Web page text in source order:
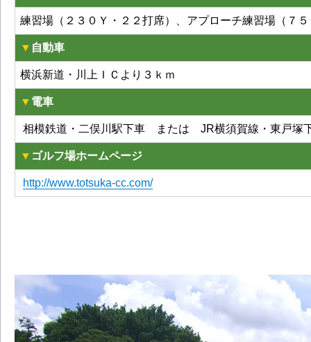
練習場（２３０Ｙ・２２打席）、アプローチ練習場（７
▼ 自動車
横浜新道・川上ＩＣより３ｋｍ
▼ 電車
相模鉄道・二俣川駅下車 または JR横須賀線・東
▼ ゴルフ場ホームページ
http://www.totsuka-cc.com/